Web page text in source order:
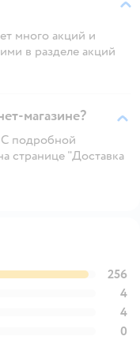
много акций и
в разделе акций
магазине?
подробной
странице "Доставка
256
4
4
0